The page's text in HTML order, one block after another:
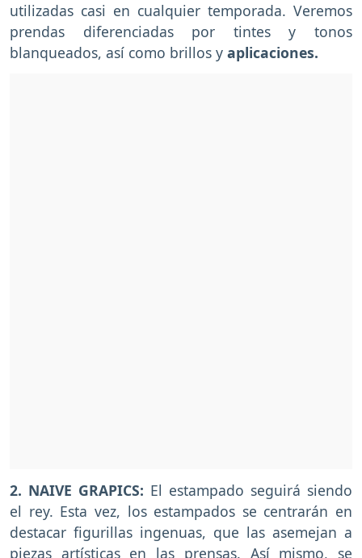
utilizadas casi en cualquier temporada. Veremos
prendas diferenciadas por tintes y tonos
blanqueados, así como brillos y aplicaciones.
2. NAIVE GRAPICS: El estampado seguirá siendo
el rey. Esta vez, los estampados se centrarán en
destacar figurillas ingenuas, que las asemejan a
piezas artísticas en las prensas. Así mismo, se